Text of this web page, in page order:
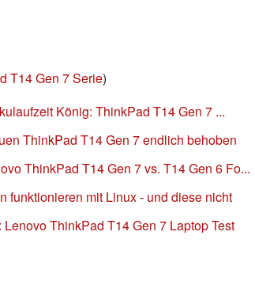
T14 Gen 7 Serie)
König: ThinkPad T14 Gen 7 ...
ThinkPad T14 Gen 7 endlich behoben
ThinkPad T14 Gen 7 vs. T14 Gen 6 Fo...
funktionieren mit Linux - und diese nicht
ThinkPad T14 Gen 7 Laptop Test